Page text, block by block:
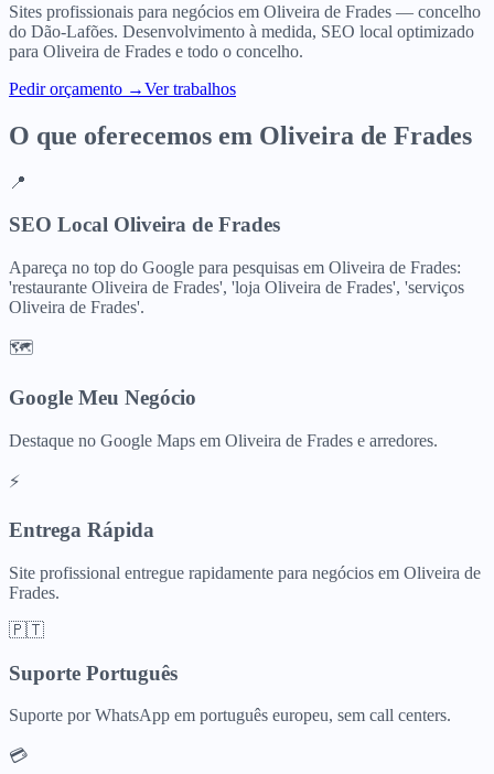
Sites profissionais para negócios em Oliveira de Frades — concelho
do Dão-Lafões. Desenvolvimento à medida, SEO local optimizado
para Oliveira de Frades e todo o concelho.
Pedir orçamento →Ver trabalhos
O que oferecemos em Oliveira de Frades
📍
SEO Local Oliveira de Frades
Apareça no top do Google para pesquisas em Oliveira de Frades:
'restaurante Oliveira de Frades', 'loja Oliveira de Frades', 'serviços
Oliveira de Frades'.
🗺️
Google Meu Negócio
Destaque no Google Maps em Oliveira de Frades e arredores.
⚡
Entrega Rápida
Site profissional entregue rapidamente para negócios em Oliveira de
Frades.
🇵🇹
Suporte Português
Suporte por WhatsApp em português europeu, sem call centers.
💳